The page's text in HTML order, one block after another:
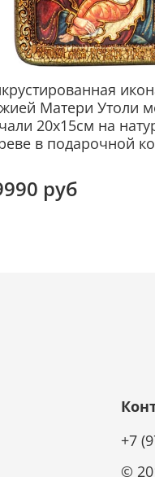
что
злое
Эту
Как
Матери Утоли
20х15см на
в подарочной
руб
+7
©